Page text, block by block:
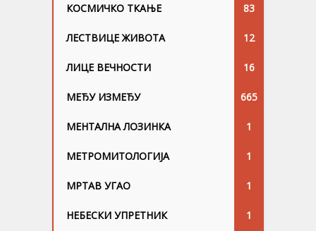
КОСМИЧКО ТКАЊЕ 83
ЛЕСТВИЦЕ ЖИВОТА 12
ЛИЦЕ ВЕЧНОСТИ 16
МЕЂУ ИЗМЕЂУ 665
МЕНТАЛНА ЛОЗИНКА 1
МЕТРОМИТОЛОГИЈА 1
МРТАВ УГАО 1
НЕБЕСКИ УПРЕТНИК 1